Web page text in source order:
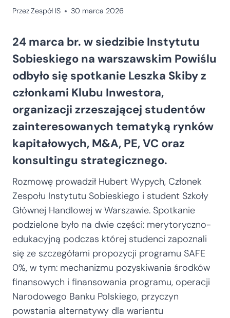
PrzezZespół IS 30 marca 2026
24 marca br. w siedzibie Instytutu
Sobieskiego na warszawskim Powiślu
odbyło się spotkanie Leszka Skiby z
członkami Klubu Inwestora,
organizacji zrzeszającej studentów
zainteresowanych tematyką rynków
kapitałowych, M&A, PE, VC oraz
konsultingu strategicznego.
Rozmowę prowadził Hubert Wypych, Członek
Zespołu Instytutu Sobieskiego i student Szkoły
Głównej Handlowej w Warszawie. Spotkanie
podzielone było na dwie części: merytoryczno-
edukacyjną podczas której studenci zapoznali
się ze szczegółami propozycji programu SAFE
0%, w tym: mechanizmu pozyskiwania środków
finansowych i finansowania programu, operacji
Narodowego Banku Polskiego, przyczyn
powstania alternatywy dla wariantu